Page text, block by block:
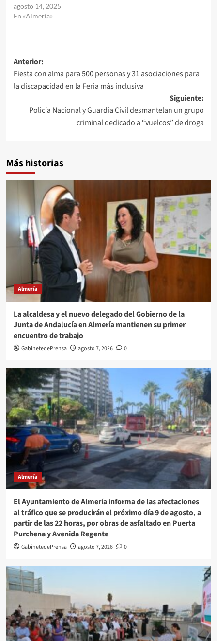
agosto 14, 2025
En «Almería»
Navegación
de
entradas
Anterior:
Fiesta con alma para 500 personas y 31 asociaciones para
la discapacidad en la Feria más inclusiva
Siguiente:
Policía Nacional y Guardia Civil desmantelan un grupo
criminal dedicado a “vuelcos” de droga
Más historias
Almería
La alcaldesa y el nuevo delegado del Gobierno de la
Junta de Andalucía en Almería mantienen su primer
encuentro de trabajo
GabinetedePrensa agosto 7, 2026 0
Almería
El Ayuntamiento de Almería informa de las afectaciones
al tráfico que se producirán el próximo día 9 de agosto, a
partir de las 22 horas, por obras de asfaltado en Puerta
Purchena y Avenida Regente
GabinetedePrensa agosto 7, 2026 0